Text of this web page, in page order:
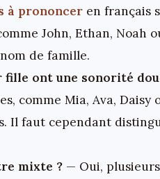
à prononcer en français
John, Ethan, Noah
de famille.
fille ont une sonorité
comme Mia, Ava, Daisy
Il faut cependant
mixte ? — Oui,